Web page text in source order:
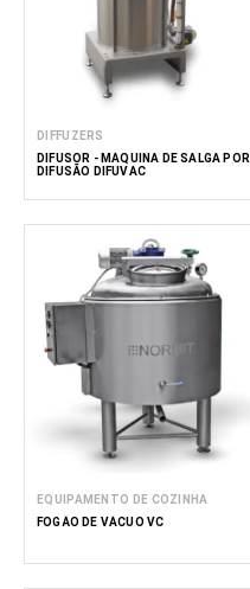
DIFFUZERS
DIFUSOR - MÁQUINA DE SALGA POR
DIFUSÃO DIFUVAC
EQUIPAMENTO DE COZINHA
FOGÃO DE VÁCUO VC